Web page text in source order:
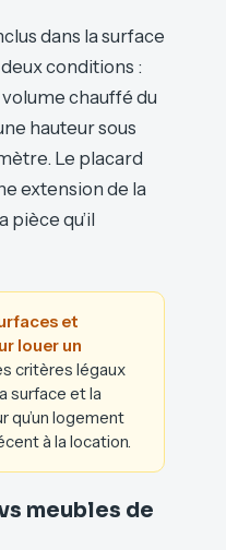
dans la surface
conditions :
chauffé du
hauteur sous
Le placard
extension de la
pièce qu’il
et
louer un
critères légaux
surface et la
qu’un logement
à la location.
meubles de